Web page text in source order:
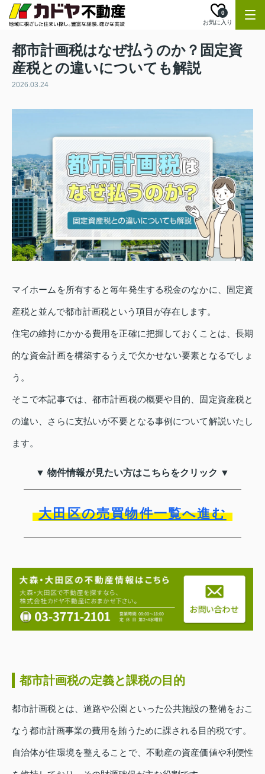
お気に入り
0
都市計画税はなぜ払うのか？固定資
産税との違いについても解説
2026.03.24
マイホームを所有すると毎年発生する税金のなかに、固定資
産税と並んで都市計画税という項目が存在します。
住宅の維持にかかる費用を正確に把握しておくことは、長期
的な資金計画を構築するうえで欠かせない要素となるでしょ
う。
そこで本記事では、都市計画税の概要や目的、固定資産税と
の違い、さらに支払いが不要となる事例について解説いたし
ます。
▼ 物件情報が見たい方はこちらをクリック ▼
大田区の売買物件一覧へ進む
都市計画税の定義と課税の目的
都市計画税とは、道路や公園といった公共施設の整備をおこ
なう都市計画事業の費用を賄うために課される目的税です。
自治体が住環境を整えることで、不動産の資産価値や利便性